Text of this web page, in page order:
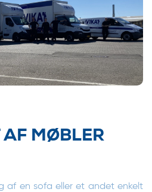
AF MØBLER
af en sofa eller et andet enkelt